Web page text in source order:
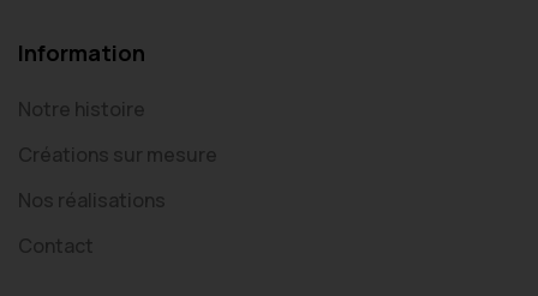
Information
Notre histoire
Créations sur mesure
Nos réalisations
Contact